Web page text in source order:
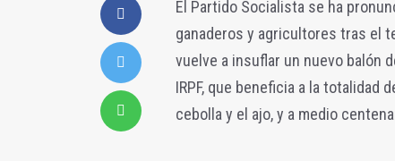
El Partido Socialista se ha
ganaderos y agricultores tras el
vuelve a insuflar un nuevo balón
IRPF, que beneficia a la totalidad
cebolla y el ajo, y a medio